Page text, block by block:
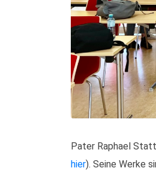
Pater Raphael
hier). Seine Werke